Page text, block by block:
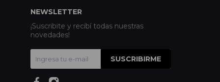
NEWSLETTER
¡Suscribite y recibí todas nuestras
novedades!
SUSCRIBIRME